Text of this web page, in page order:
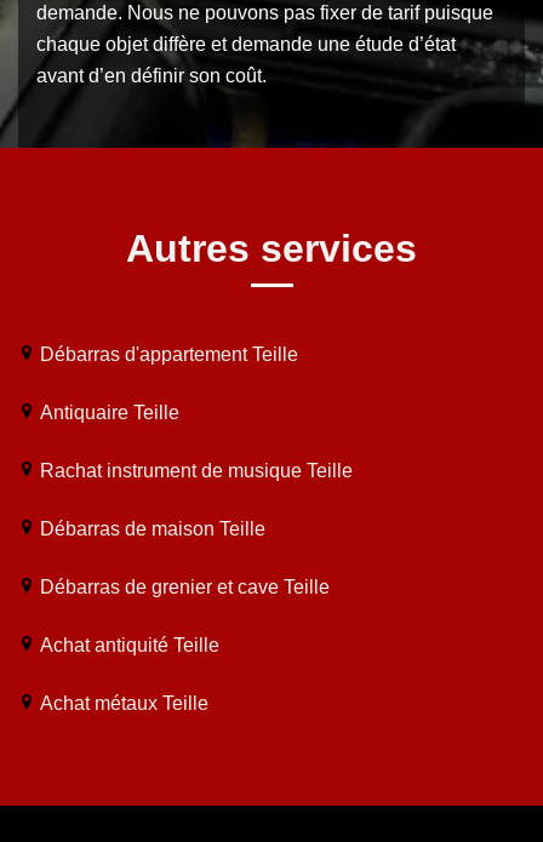
demande. Nous ne pouvons pas fixer de tarif puisque
chaque objet diffère et demande une étude d’état
avant d’en définir son coût.
Autres services
Débarras d'appartement Teille
Antiquaire Teille
Rachat instrument de musique Teille
Débarras de maison Teille
Débarras de grenier et cave Teille
Achat antiquité Teille
Achat métaux Teille